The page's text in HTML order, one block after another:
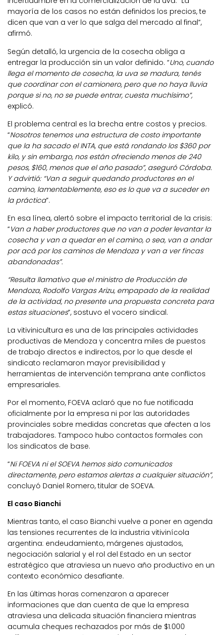
mayoría de los casos no están definidos los precios, te
dicen que van a ver lo que salga del mercado al final”,
afirmó.
Según detalló, la urgencia de la cosecha obliga a
entregar la producción sin un valor definido. “Uno, cuando
llega el momento de cosecha, la uva se madura, tenés
que coordinar con el camionero, pero que no haya lluvia
porque si no, no se puede entrar, cuesta muchísimo”,
explicó.
El problema central es la brecha entre costos y precios.
“Nosotros tenemos una estructura de costo importante
que la ha sacado el INTA, que está rondando los $360 por
kilo, y sin embargo, nos están ofreciendo menos de 240
pesos, $160, menos que el año pasado”, aseguró Córdoba.
Y advirtió: “Van a seguir quedando productores en el
camino, lamentablemente, eso es lo que va a suceder en
la práctica”.
En esa línea, alertó sobre el impacto territorial de la crisis:
“Van a haber productores que no van a poder levantar la
cosecha y van a quedar en el camino, o sea, van a andar
por acá por los caminos de Mendoza y van a ver fincas
abandonadas”.
“Resulta llamativo que el ministro de Producción de
Mendoza, Rodolfo Vargas Arizu, empapado de la realidad
de la actividad, no presente una propuesta concreta para
estas situaciones”, sostuvo el vocero sindical.
La vitivinicultura es una de las principales actividades
productivas de Mendoza y concentra miles de puestos
de trabajo directos e indirectos, por lo que desde el
sindicato reclamaron mayor previsibilidad y
herramientas de intervención temprana ante conflictos
empresariales.
Por el momento, FOEVA aclaró que no fue notificada
oficialmente por la empresa ni por las autoridades
provinciales sobre medidas concretas que afecten a los
trabajadores. Tampoco hubo contactos formales con
los sindicatos de base.
“Ni FOEVA ni el SOEVA hemos sido comunicados
directamente, pero estamos alertas a cualquier situación”,
concluyó Daniel Romero, titular de SOEVA.
El caso Bianchi
Mientras tanto, el caso Bianchi vuelve a poner en agenda
las tensiones recurrentes de la industria vitivinícola
argentina: endeudamiento, márgenes ajustados,
negociación salarial y el rol del Estado en un sector
estratégico que atraviesa un nuevo año productivo en un
contexto económico desafiante.
En las últimas horas comenzaron a aparecer
informaciones que dan cuenta de que la empresa
atraviesa una delicada situación financiera mientras
acumula cheques rechazados por más de $1.000